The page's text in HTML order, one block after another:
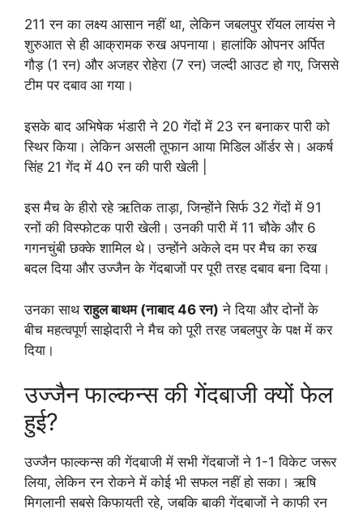
211 रन का लक्ष्य आसान नहीं था, लेकिन जबलपुर रॉयल लायंस ने
शुरुआत से ही आक्रामक रुख अपनाया। हालांकि ओपनर अर्पित
गौड़ (1 रन) और अजहर रोहेरा (7 रन) जल्दी आउट हो गए, जिससे
टीम पर दबाव आ गया।
इसके बाद अभिषेक भंडारी ने 20 गेंदों में 23 रन बनाकर पारी को
स्थिर किया। लेकिन असली तूफान आया मिडिल ऑर्डर से। अकर्ष
सिंह 21 गेंद में 40 रन की पारी खेली |
इस मैच के हीरो रहे ऋतिक ताड़ा, जिन्होंने सिर्फ 32 गेंदों में 91
रनों की विस्फोटक पारी खेली। उनकी पारी में 11 चौके और 6
गगनचुंबी छक्के शामिल थे। उन्होंने अकेले दम पर मैच का रुख
बदल दिया और उज्जैन के गेंदबाजों पर पूरी तरह दबाव बना दिया।
उनका साथराहुल बाथम (नाबाद 46 रन) ने दिया और दोनों के
बीच महत्वपूर्ण साझेदारी ने मैच को पूरी तरह जबलपुर के पक्ष में कर
दिया।
उज्जैन फाल्कन्स की गेंदबाजी क्यों फेल
हुई?
उज्जैन फाल्कन्स की गेंदबाजी में सभी गेंदबाजों ने 1-1 विकेट जरूर
लिया, लेकिन रन रोकने में कोई भी सफल नहीं हो सका। ऋषि
मिगलानी सबसे किफायती रहे, जबकि बाकी गेंदबाजों ने काफी रन